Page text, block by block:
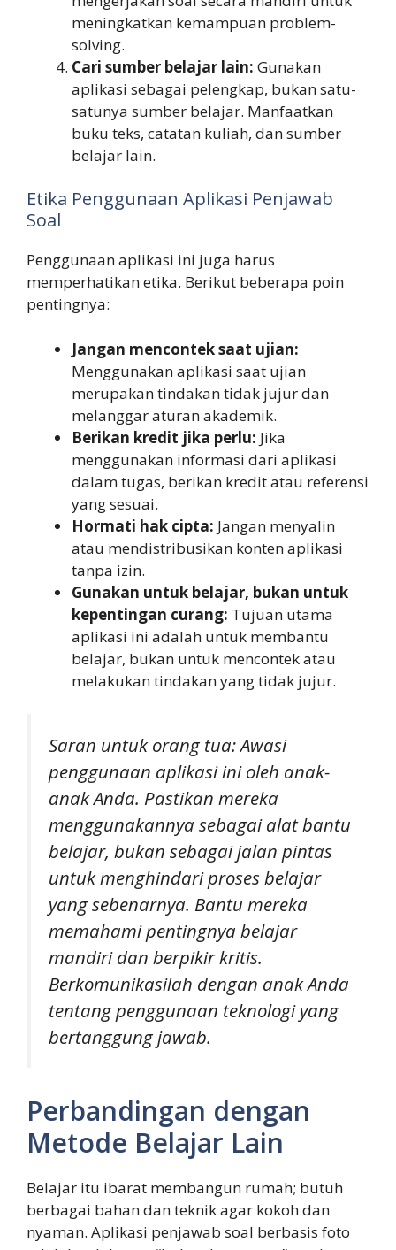
meningkatkan kemampuan problem-
solving.
Cari sumber belajar lain: Gunakan
aplikasi sebagai pelengkap, bukan satu-
satunya sumber belajar. Manfaatkan
buku teks, catatan kuliah, dan sumber
belajar lain.
Etika Penggunaan Aplikasi Penjawab
Soal
Penggunaan aplikasi ini juga harus
memperhatikan etika. Berikut beberapa poin
pentingnya:
Jangan mencontek saat ujian:
Menggunakan aplikasi saat ujian
merupakan tindakan tidak jujur dan
melanggar aturan akademik.
Berikan kredit jika perlu: Jika
menggunakan informasi dari aplikasi
dalam tugas, berikan kredit atau referensi
yang sesuai.
Hormati hak cipta: Jangan menyalin
atau mendistribusikan konten aplikasi
tanpa izin.
Gunakan untuk belajar, bukan untuk
kepentingan curang: Tujuan utama
aplikasi ini adalah untuk membantu
belajar, bukan untuk mencontek atau
melakukan tindakan yang tidak jujur.
Saran untuk orang tua: Awasi
penggunaan aplikasi ini oleh anak-
anak Anda. Pastikan mereka
menggunakannya sebagai alat bantu
belajar, bukan sebagai jalan pintas
untuk menghindari proses belajar
yang sebenarnya. Bantu mereka
memahami pentingnya belajar
mandiri dan berpikir kritis.
Berkomunikasilah dengan anak Anda
tentang penggunaan teknologi yang
bertanggung jawab.
Perbandingan dengan
Metode Belajar Lain
Belajar itu ibarat membangun rumah; butuh
berbagai bahan dan teknik agar kokoh dan
nyaman. Aplikasi penjawab soal berbasis foto